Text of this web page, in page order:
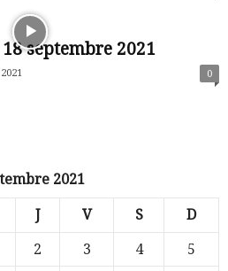
septembre 2021
0
2021
J V S D
2 3 4
5